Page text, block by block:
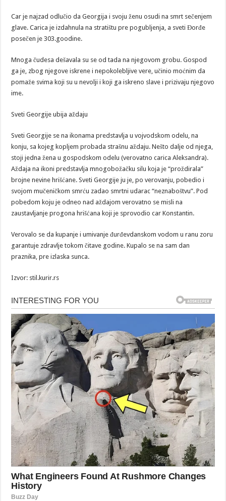
Car je najzad odlučio da Georgija i svoju ženu osudi na smrt sečenjem
glave. Carica je izdahnula na stratištu pre pogubljenja, a sveti Đorđe
posečen je 303.goodine.
Mnoga čudesa dešavala su se od tada na njegovom grobu. Gospod
ga je, zbog njegove iskrene i nepokolebljive vere, učinio moćnim da
pomaže svima koji su u nevolji i koji ga iskreno slave i prizivaju njegovo
ime.
Sveti Georgije ubija aždaju
Sveti Georgije se na ikonama predstavlja u vojvodskom odelu, na
konju, sa kojeg kopljem probada strašnu aždaju. Nešto dalje od njega,
stoji jedna žena u gospodskom odelu (verovatno carica Aleksandra).
Aždaja na ikoni predstavlja mnogobožačku silu koja je “proždirala”
brojne nevine hrišćane. Sveti Georgije ju je, po verovanju, pobedio i
svojom mučeničkom smrću zadao smrtni udarac “neznaboštvu”. Pod
pobedom koju je odneo nad aždajom verovatno se misli na
zaustavljanje progona hrišćana koji je sprovodio car Konstantin.
Verovalo se da kupanje i umivanje đurđevdanskom vodom u ranu zoru
garantuje zdravlje tokom čitave godine. Kupalo se na sam dan
praznika, pre izlaska sunca.
Izvor: stil.kurir.rs